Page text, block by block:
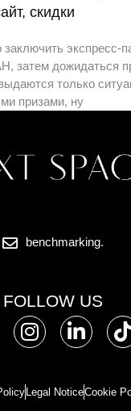
скидки
экспресс-
затем дожидаться
только
призами, ну
benchmarking.
FOLLOW US
Legal NoticeCookie